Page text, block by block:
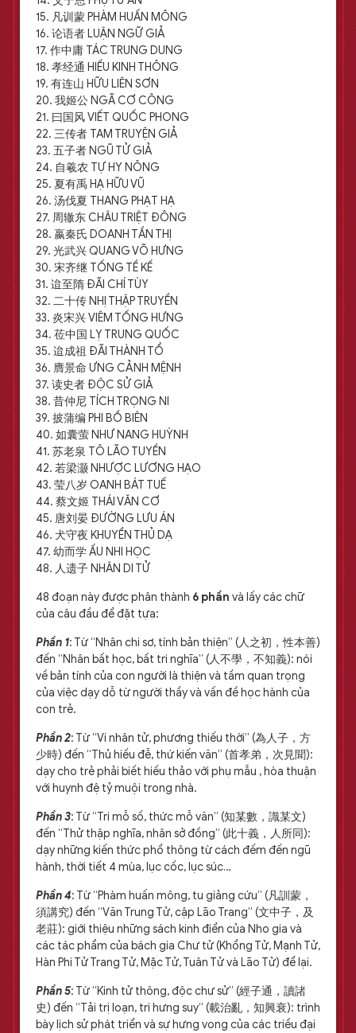
15. 凡训蒙 PHÀM HUẤN MÔNG
16. 论语者 LUẬN NGỮ GIẢ
17. 作中庸 TÁC TRUNG DUNG
18. 孝经通 HIẾU KINH THÔNG
19. 有连山 HỮU LIÊN SƠN
20. 我姬公 NGÃ CƠ CÔNG
21. 曰国风 VIẾT QUỐC PHONG
22. 三传者 TAM TRUYỆN GIẢ
23. 五子者 NGŨ TỬ GIẢ
24. 自羲农 TỰ HY NÔNG
25. 夏有禹 HẠ HỮU VŨ
26. 汤伐夏 THANG PHẠT HẠ
27. 周辙东 CHÂU TRIỆT ĐÔNG
28. 嬴秦氏 DOANH TẦN THỊ
29. 光武兴 QUANG VÕ HƯNG
30. 宋齐继 TỐNG TỀ KẾ
31. 迨至隋 ĐÃI CHÍ TÙY
32. 二十传 NHỊ THẬP TRUYỀN
33. 炎宋兴 VIÊM TỐNG HƯNG
34. 莅中国 LỴ TRUNG QUỐC
35. 迨成祖 ĐÃI THÀNH TỔ
36. 膺景命 ƯNG CẢNH MỆNH
37. 读史者 ĐỘC SỬ GIẢ
38. 昔仲尼 TÍCH TRỌNG NI
39. 披蒲编 PHI BỒ BIÊN
40. 如囊萤 NHƯ NANG HUỲNH
41. 苏老泉 TÔ LÃO TUYỀN
42. 若梁灏 NHƯỢC LƯƠNG HẠO
43. 莹八岁 OANH BÁT TUẾ
44. 蔡文姬 THÁI VĂN CƠ
45. 唐刘晏 ĐƯỜNG LƯU ÁN
46. 犬守夜 KHUYỂN THỦ DẠ
47. 幼而学 ẤU NHI HỌC
48. 人遗子 NHÂN DI TỬ
48 đoạn này được phân thành 6 phần và lấy các chữ
của câu đầu để đặt tựa:
Phần 1: Từ “Nhân chi sơ, tính bản thiện” (人之初，性本善)
đến “Nhân bất học, bất tri nghĩa” (人不學，不知義): nói
về bản tính của con người là thiện và tầm quan trọng
của việc dạy dỗ từ người thầy và vấn đề học hành của
con trẻ.
Phần 2: Từ “Vi nhân tử, phương thiếu thời” (為人子，方
少時) đến “Thủ hiếu đễ, thứ kiến văn” (首孝弟，次見聞):
dạy cho trẻ phải biết hiếu thảo với phụ mẫu , hòa thuận
với huynh đệ tỷ muội trong nhà.
Phần 3: Từ “Tri mỗ số, thức mỗ văn” (知某數，識某文)
đến “Thử thập nghĩa, nhân sở đồng” (此十義，人所同):
dạy những kiến thức phổ thông từ cách đếm đến ngũ
hành, thời tiết 4 mùa, lục cốc, lục súc…
Phần 4: Từ “Phàm huấn mông, tu giảng cứu” (凡訓蒙，
須講究) đến “Văn Trung Tử, cập Lão Trang” (文中子，及
老莊): giới thiệu những sách kinh điển của Nho gia và
các tác phẩm của bách gia Chư tử (Khổng Tử, Mạnh Tử,
Hàn Phi Tử Trang Tử, Mặc Tử, Tuân Tử và Lão Tử) để lại.
Phần 5: Từ “Kinh tử thông, độc chư sử” (經子通，讀諸
史) đến “Tải trị loạn, tri hưng suy” (載治亂，知興衰): trình
bày lịch sử phát triển và sự hưng vong của các triều đại